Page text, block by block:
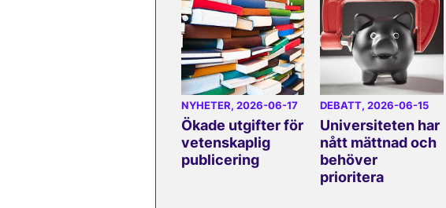
NYHETER, 2026-06-17
Ökade utgifter för
vetenskaplig
publicering
DEBATT, 2026-06-15
Universiteten har
nått mättnad och
behöver
prioritera